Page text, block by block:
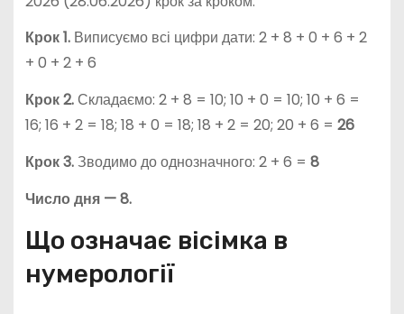
Крок 1.Виписуємо всі цифри дати: 2 + 8 + 0 + 6 + 2
+ 0 + 2 + 6
Крок 2.Складаємо: 2 + 8 = 10; 10 + 0 = 10; 10 + 6 =
16; 16 + 2 = 18; 18 + 0 = 18; 18 + 2 = 20; 20 + 6 = 26
Крок 3.Зводимо до однозначного: 2 + 6 = 8
Число дня — 8.
Що означає вісімка в
нумерології